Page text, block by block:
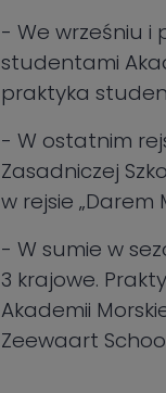
- We wrześniu i
studentami
praktyka
- W ostatnim
Zasadniczej
w rejsie „Darem
- W sumie w
3 krajowe.
Akademii
Zeewaart